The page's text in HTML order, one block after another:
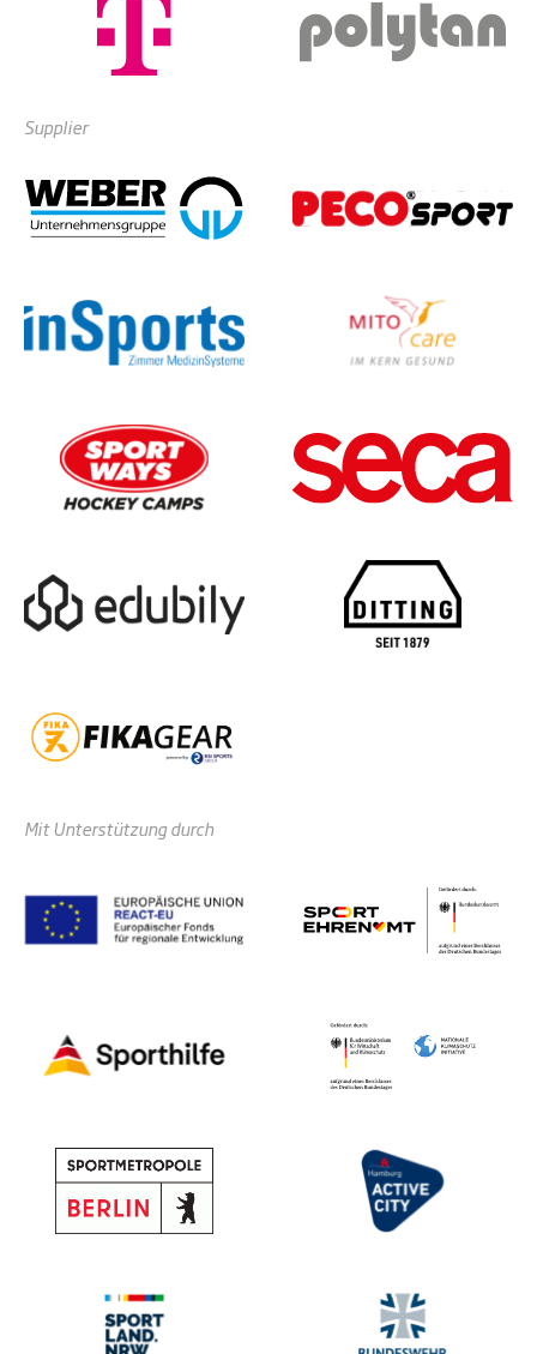
Supplier
Mit Unterstützung durch